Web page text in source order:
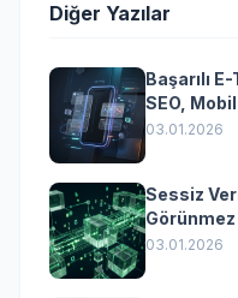
Diğer Yazılar
Başarılı
SEO,
03.01.2026
Sessiz
03.01.2026